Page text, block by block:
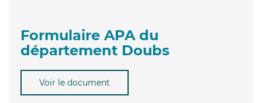
Formulaire APA du
département Doubs
Voir le document